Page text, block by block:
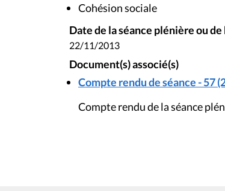
Cohésion sociale
Date de la séance plénière ou
22/11/2013
Document(s) associé(s)
Compte rendu de séance - 57
Compte rendu de la séance